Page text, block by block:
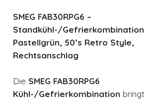
SMEG FAB30RPG6 –
Standkühl-/Gefrierkombination
Pastellgrün, 50’s Retro Style,
Rechtsanschlag
Die SMEG FAB30RPG6
Kühl-/Gefrierkombination bringt